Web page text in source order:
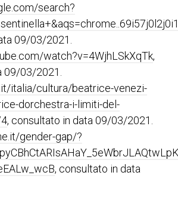
search?
09/03/2021.
watch?v=4WjhLSkXqTk,
09/03/2021.
italia/cultura/beatrice-venezi-
dorchestra-i-limiti-del-
, consultato in data 09/03/2021.
gender-gap/?
, consultato in data